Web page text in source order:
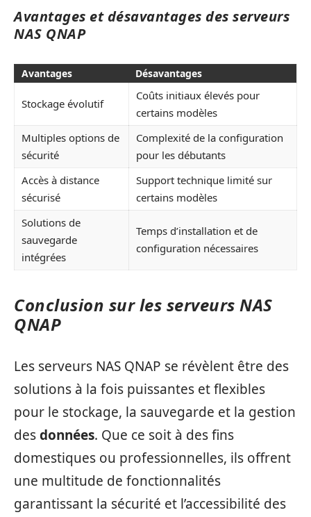
Avantages et désavantages des serveurs
NAS QNAP
Avantages Désavantages
Stockage évolutif
Coûts initiaux élevés pour
certains modèles
Multiples options de
sécurité
Complexité de la configuration
pour les débutants
Accès à distance
sécurisé
Support technique limité sur
certains modèles
Solutions de
sauvegarde
intégrées
Temps d’installation et de
configuration nécessaires
Conclusion sur les serveurs NAS
QNAP
Les serveurs NAS QNAP se révèlent être des
solutions à la fois puissantes et flexibles
pour le stockage, la sauvegarde et la gestion
desdonnées. Que ce soit à des fins
domestiques ou professionnelles, ils offrent
une multitude de fonctionnalités
garantissant la sécurité et l’accessibilité des